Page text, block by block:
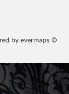
by evermaps ©